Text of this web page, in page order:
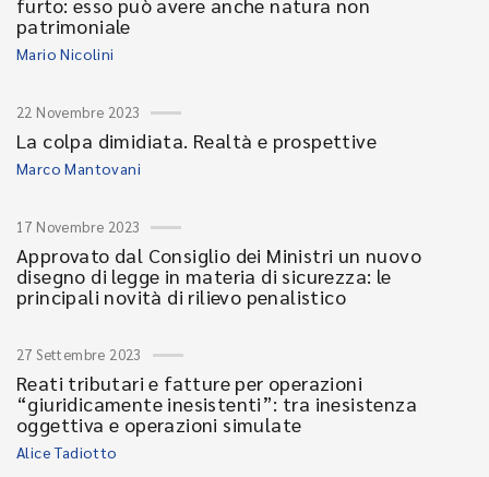
patrimoniale
Mario Nicolini
22 Novembre 2023
La colpa dimidiata. Realtà e prospettive
Marco Mantovani
17 Novembre 2023
Approvato dal Consiglio dei Ministri un nuovo
disegno di legge in materia di sicurezza: le
principali novità di rilievo penalistico
27 Settembre 2023
Reati tributari e fatture per operazioni
“giuridicamente inesistenti”: tra inesistenza
oggettiva e operazioni simulate
Alice Tadiotto